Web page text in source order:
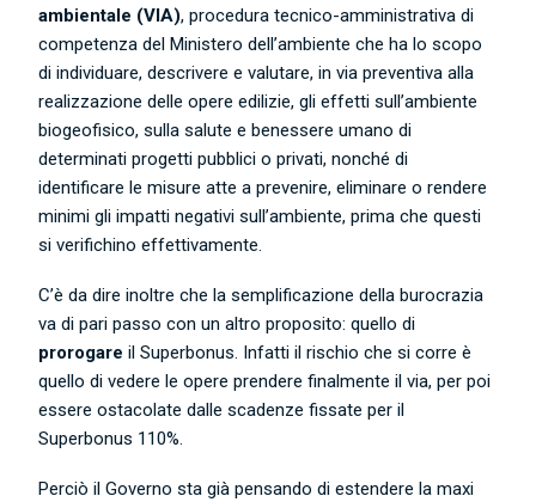
ambientale (VIA), procedura tecnico-amministrativa di
competenza del Ministero dell’ambiente che ha lo scopo
di individuare, descrivere e valutare, in via preventiva alla
realizzazione delle opere edilizie, gli effetti sull’ambiente
biogeofisico, sulla salute e benessere umano di
determinati progetti pubblici o privati, nonché di
identificare le misure atte a prevenire, eliminare o rendere
minimi gli impatti negativi sull’ambiente, prima che questi
si verifichino effettivamente.
C’è da dire inoltre che la semplificazione della burocrazia
va di pari passo con un altro proposito: quello di
prorogare il Superbonus. Infatti il rischio che si corre è
quello di vedere le opere prendere finalmente il via, per poi
essere ostacolate dalle scadenze fissate per il
Superbonus 110%.
Perciò il Governo sta già pensando di estendere la maxi